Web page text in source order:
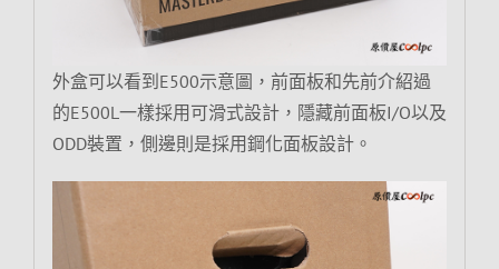
外盒可以看到E500示意圖，前面板和先前介紹過
的E500L一樣採用可滑式設計，隱藏前面板I/O以及
ODD裝置，側邊則是採用鋼化面板設計。